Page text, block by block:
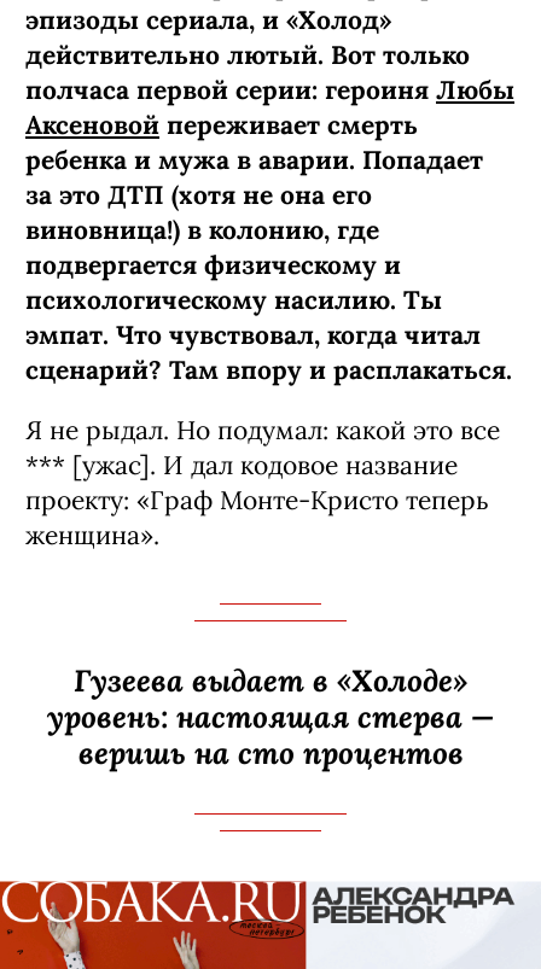
эпизоды сериала, и «Холод»
действительно лютый. Вот только
полчаса первой серии: героиня Любы
Аксеновой переживает смерть
ребенка и мужа в аварии. Попадает
за это ДТП (хотя не она его
виновница!) в колонию, где
подвергается физическому и
психологическому насилию. Ты
эмпат. Что чувствовал, когда читал
сценарий? Там впору и расплакаться.
Я не рыдал. Но подумал: какой это все
*** [ужас]. И дал кодовое название
проекту: «Граф Монте-­Кристо теперь
женщина».
Гузеева выдает в «Холоде»
уровень: настоящая стерва —
веришь на сто процентов